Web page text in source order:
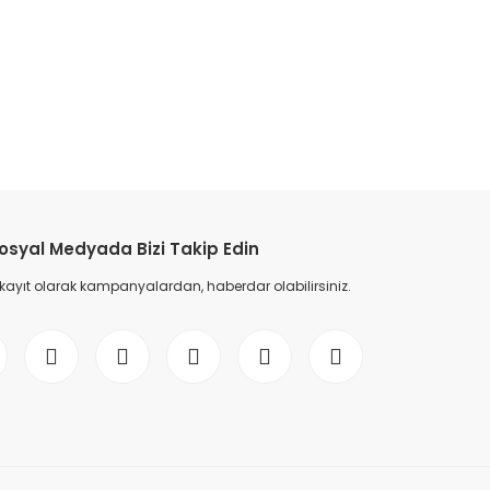
Medyada Bizi Takip Edin
olarak kampanyalardan, haberdar olabilirsiniz.